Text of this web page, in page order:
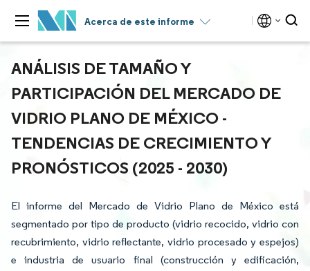
Acerca de este informe
ANÁLISIS DE TAMAÑO Y
PARTICIPACIÓN DEL MERCADO DE
VIDRIO PLANO DE MÉXICO -
TENDENCIAS DE CRECIMIENTO Y
PRONÓSTICOS (2025 - 2030)
El informe del Mercado de Vidrio Plano de México está
segmentado por tipo de producto (vidrio recocido, vidrio con
recubrimiento, vidrio reflectante, vidrio procesado y espejos)
e industria de usuario final (construcción y edificación,